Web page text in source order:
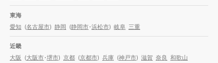
東海
愛知 (名古屋市) 静岡 (静岡市・浜松市) 岐阜 三重
近畿
大阪 (大阪市・堺市) 京都 (京都市) 兵庫 (神戸市) 滋賀 奈良 和歌山